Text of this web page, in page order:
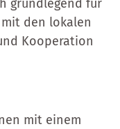
grundlegend für
den lokalen
Kooperation
mit einem